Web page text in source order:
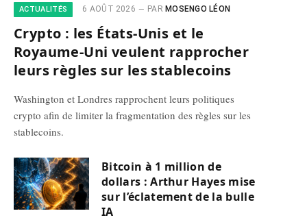
ACTUALITÉS 6 AOÛT 2026 PAR MOSENGO LÉON
Crypto : les États-Unis et le
Royaume-Uni veulent rapprocher
leurs règles sur les stablecoins
Washington et Londres rapprochent leurs politiques
crypto afin de limiter la fragmentation des règles sur les
stablecoins.
Bitcoin à 1 million de
dollars : Arthur Hayes mise
sur l’éclatement de la bulle
IA